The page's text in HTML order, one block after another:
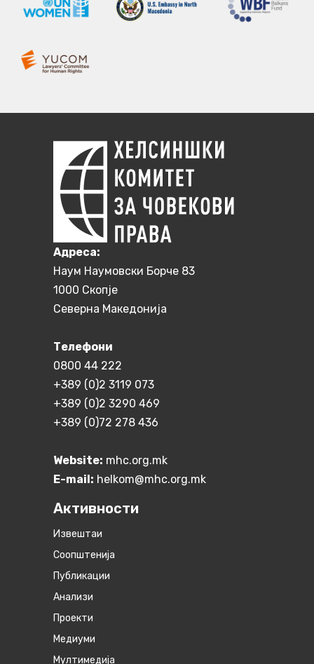
Aдреса:
Наум Наумовски Борче 83
1000 Скопје
Северна Македонија
Телефони
0800 44 222
+389 (0)2 3119 073
+389 (0)2 3290 469
+389 (0)72 278 436
Website: mhc.org.mk
E-mail: helkom@mhc.org.mk
Активности
Извештаи
Соопштенија
Публикации
Анализи
Проекти
Медиуми
Мултимедија